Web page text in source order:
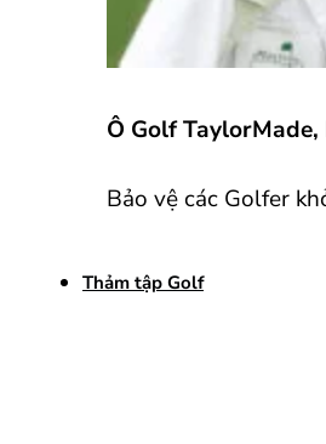
Ô Golf TaylorMade,
Bảo vệ các Golfer
Thảm tập Golf